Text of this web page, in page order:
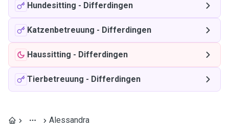
Hundesitting - Differdingen
Katzenbetreuung - Differdingen
Haussitting - Differdingen
Tierbetreuung - Differdingen
Alessandra